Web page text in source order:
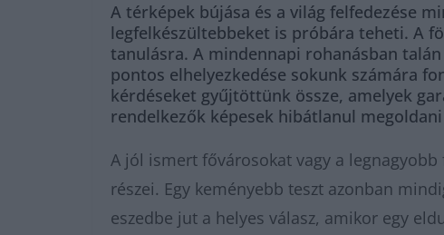
A térképek bújása és a világ felfedezése
legfelkészültebbeket is próbára teheti. A
tanulásra. A mindennapi rohanásban
pontos elhelyezkedése sokunk számára
kérdéseket gyűjtöttünk össze, amelyek
rendelkezők képesek hibátlanul
A jól ismert fővárosokat vagy a
részei. Egy keményebb teszt azonban
eszedbe jut a helyes válasz, amikor egy